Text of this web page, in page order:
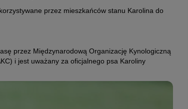
przez mieszkańców stanu Karolina do
przez Międzynarodową Organizację Kynologiczną
i jest uważany za oficjalnego psa Karoliny